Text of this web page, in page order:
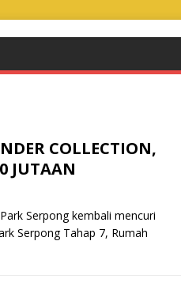
COLLECTION,
JUTAAN
Serpong kembali mencuri
Serpong Tahap 7, Rumah